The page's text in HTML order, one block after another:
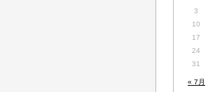
« 7月
3
10
17
24
31